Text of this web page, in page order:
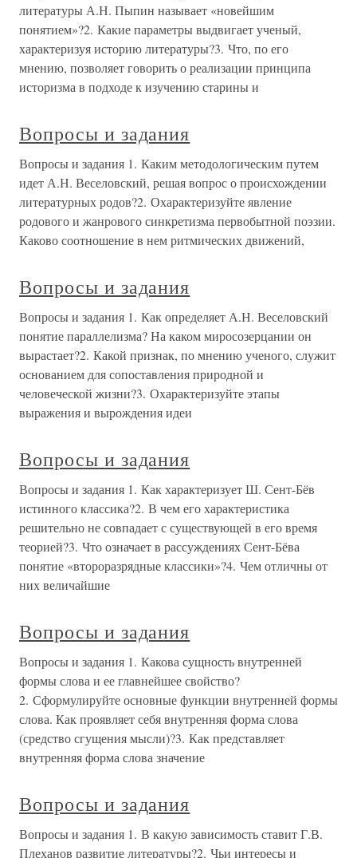
литературы А.Н. Пыпин называет «новейшим
понятием»?2. Какие параметры выдвигает ученый,
характеризуя историю литературы?3. Что, по его
мнению, позволяет говорить о реализации принципа
историзма в подходе к изучению старины и
Вопросы и задания
Вопросы и задания 1. Каким методологическим путем
идет А.Н. Веселовский, решая вопрос о происхождении
литературных родов?2. Охарактеризуйте явление
родового и жанрового синкретизма первобытной поэзии.
Каково соотношение в нем ритмических движений,
Вопросы и задания
Вопросы и задания 1. Как определяет А.Н. Веселовский
понятие параллелизма? На каком миросозерцании он
вырастает?2. Какой признак, по мнению ученого, служит
основанием для сопоставления природной и
человеческой жизни?3. Охарактеризуйте этапы
выражения и вырождения идеи
Вопросы и задания
Вопросы и задания 1. Как характеризует Ш. Сент-Бёв
истинного классика?2. В чем его характеристика
решительно не совпадает с существующей в его время
теорией?3. Что означает в рассуждениях Сент-Бёва
понятие «второразрядные классики»?4. Чем отличны от
них величайшие
Вопросы и задания
Вопросы и задания 1. Какова сущность внутренней
формы слова и ее главнейшее свойство?
2. Сформулируйте основные функции внутренней формы
слова. Как проявляет себя внутренняя форма слова
(средство сгущения мысли)?3. Как представляет
внутренняя форма слова значение
Вопросы и задания
Вопросы и задания 1. В какую зависимость ставит Г.В.
Плеханов развитие литературы?2. Чьи интересы и